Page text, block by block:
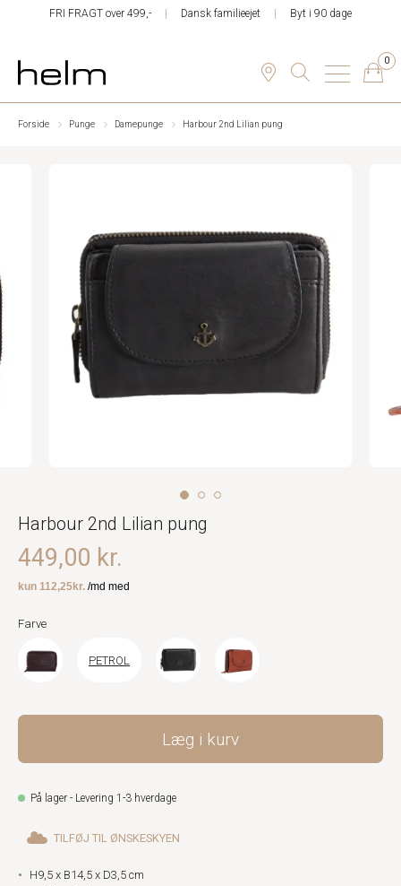
FRI FRAGT over 499,- Dansk familieejet Byt i 90 dage
0
Forside Punge Damepunge Harbour 2nd Lilian pung
Harbour 2nd Lilian pung
449,00 kr.
Farve
PETROL
Læg i kurv
På lager - Levering 1-3 hverdage
TILFØJ TIL ØNSKESKYEN
H9,5 x B14,5 x D3,5 cm